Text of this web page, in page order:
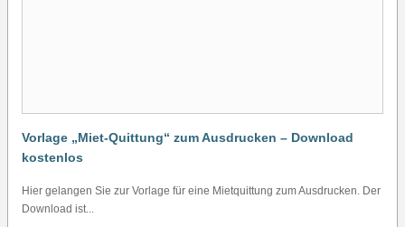
Vorlage „Miet-Quittung“ zum Ausdrucken – Download
kostenlos
Hier gelangen Sie zur Vorlage für eine Mietquittung zum Ausdrucken. Der
Download ist...